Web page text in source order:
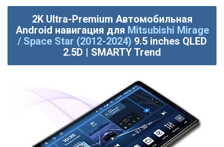
2K Ultra-Premium Автомобильная
Android навигация для Mitsubishi Mirage
/ Space Star (2012-2024) 9.5 inches QLED
2.5D | SMARTY Trend